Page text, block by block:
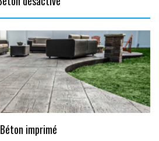
Béton imprimé